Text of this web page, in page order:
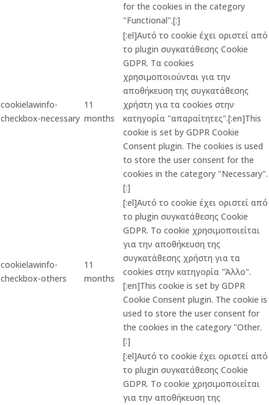
for the cookies in the category
"Functional".[:]
cookielawinfo-
checkbox-necessary
11
months
[:el]Αυτό το cookie έχει οριστεί από
το plugin συγκατάθεσης Cookie
GDPR. Τα cookies
χρησιμοποιούνται για την
αποθήκευση της συγκατάθεσης
χρήστη για τα cookies στην
κατηγορία "απαραίτητες".[:en]This
cookie is set by GDPR Cookie
Consent plugin. The cookies is used
to store the user consent for the
cookies in the category "Necessary".
[:]
cookielawinfo-
checkbox-others
11
months
[:el]Αυτό το cookie έχει οριστεί από
το plugin συγκατάθεσης Cookie
GDPR. Το cookie χρησιμοποιείται
για την αποθήκευση της
συγκατάθεσης χρήστη για τα
cookies στην κατηγορία "Άλλο".
[:en]This cookie is set by GDPR
Cookie Consent plugin. The cookie is
used to store the user consent for
the cookies in the category "Other.
[:]
[:el]Αυτό το cookie έχει οριστεί από
το plugin συγκατάθεσης Cookie
GDPR. Το cookie χρησιμοποιείται
για την αποθήκευση της